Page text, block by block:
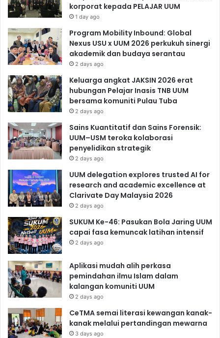
korporat kepada PELAJAR UUM
1 day ago
Program Mobility Inbound: Global
Nexus USU x UUM 2026 perkukuh sinergi
akademik dan budaya serantau
2 days ago
Keluarga angkat JAKSIN 2026 erat
hubungan Pelajar Inasis TNB UUM
bersama komuniti Pulau Tuba
2 days ago
Sains Kuantitatif dan Sains Forensik:
UUM–USM teroka kolaborasi
penyelidikan strategik
2 days ago
UUM delegation explores trusted AI for
research and academic excellence at
Clarivate Day Malaysia 2026
2 days ago
SUKUM Ke-46: Pasukan Bola Jaring UUM
capai fasa kemuncak latihan intensif
2 days ago
Aplikasi mudah alih perkasa
pemindahan ilmu Islam dalam
kalangan komuniti UUM
2 days ago
CeTMA semai literasi kewangan kanak-
kanak melalui pertandingan mewarna
3 days ago